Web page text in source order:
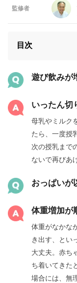
監修者
目次
遊び飲みが
いったん切
母乳やミルク
たら、一度授
次の授乳まで
ないで再びあ
おっぱいが
体重増加が
体重がなかな
き出す、とい
大丈夫。赤ち
ち着いてきた
場合には、無